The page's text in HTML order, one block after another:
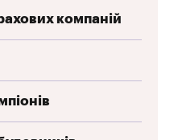
компаній